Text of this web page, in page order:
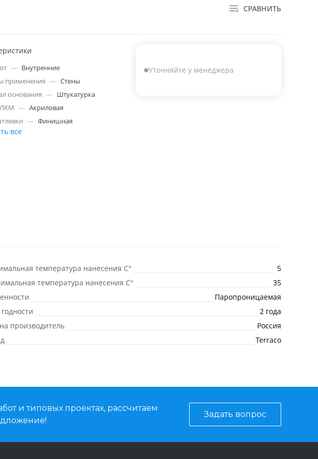
СРАВНИТЬ
— Внутренние
применения — Стены
основания — Штукатурка
— Акриловая
— Финишная
все
Уточняйте у менеджера
температура нанесения C°
5
температура нанесения C°
35
Паропроницаемая
2 года
производитель
Россия
Terraco
и типовых проектах, рассчитаем
Задать вопрос